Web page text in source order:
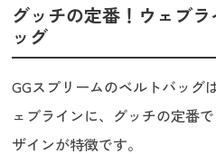
グッチの定番！ウェブ
ッグ
GGスプリームのベルトバッグ
ェブラインに、グッチの定番
ザインが特徴です。